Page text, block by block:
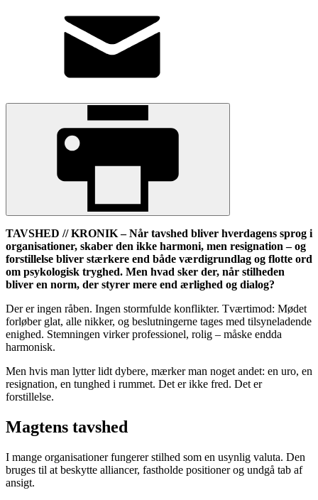
TAVSHED // KRONIK – Når tavshed bliver hverdagens sprog i
organisationer, skaber den ikke harmoni, men resignation – og
forstillelse bliver stærkere end både værdigrundlag og flotte ord
om psykologisk tryghed. Men hvad sker der, når stilheden
bliver en norm, der styrer mere end ærlighed og dialog?
Der er ingen råben. Ingen stormfulde konflikter. Tværtimod: Mødet
forløber glat, alle nikker, og beslutningerne tages med tilsyneladende
enighed. Stemningen virker professionel, rolig – måske endda
harmonisk.
Men hvis man lytter lidt dybere, mærker man noget andet: en uro, en
resignation, en tunghed i rummet. Det er ikke fred. Det er
forstillelse.
Magtens tavshed
I mange organisationer fungerer stilhed som en usynlig valuta. Den
bruges til at beskytte alliancer, fastholde positioner og undgå tab af
ansigt.